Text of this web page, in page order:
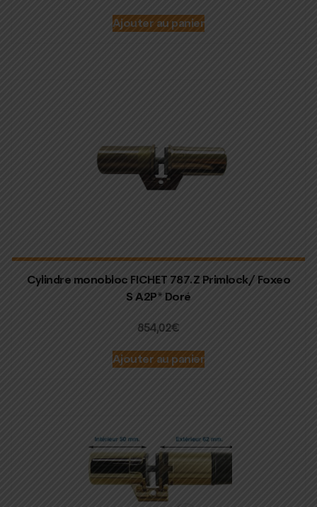
Ajouter au panier
Cylindre monobloc FICHET 787.Z Primlock/ Foxeo
S A2P* Doré
854,02€
Ajouter au panier